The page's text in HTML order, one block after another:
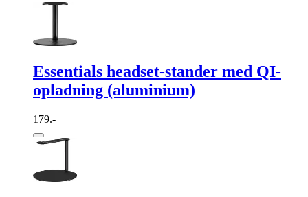
Essentials headset-stander med QI-
opladning (aluminium)
179.-